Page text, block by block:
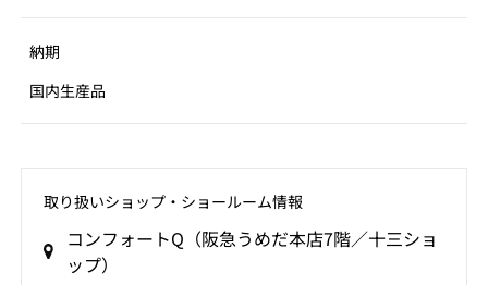
納期
国内生産品
取り扱いショップ‧ショールーム情報
コンフォートQ（阪急うめだ本店7階／十三ショ
ップ）